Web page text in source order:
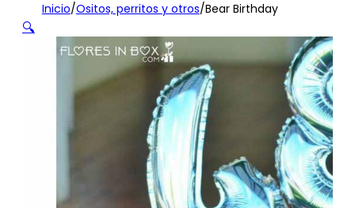
Inicio/Ositos, perritos y otros/Bear Birthday
🔍